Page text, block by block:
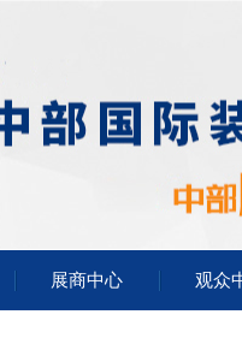
展商中心 观众